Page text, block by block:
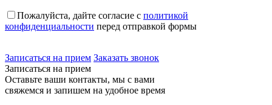
Пожалуйста, дайте согласие c политикой
конфиденциальности перед отправкой формы
Записаться на прием Заказать звонок
Записаться на прием
Оставьте ваши контакты, мы с вами
свяжемся и запишем на удобное время